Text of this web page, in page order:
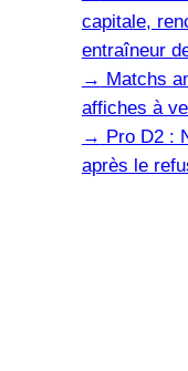
capitale,
entraîneur
→ Matchs
affiches à
→ Pro D2 :
après le